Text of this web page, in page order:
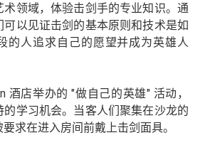
领域，体验击剑手的专业知识。通
以见证击剑的基本原则和技术是如
的人追求自己的愿望并成为英雄人
酒店举办的 "做自己的英雄" 活动，
的学习机会。当客人们聚集在沙龙的
求在进入房间前戴上击剑面具。